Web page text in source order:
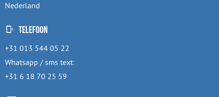
Nederland
Telefoon
+31 013 544 05 22
Whatsapp / sms text:
+31 6 18 70 25 59